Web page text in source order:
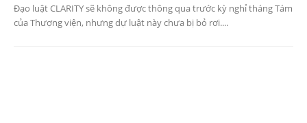
Đạo luật CLARITY sẽ không được thông qua trước kỳ nghỉ tháng Tám
của Thượng viện, nhưng dự luật này chưa bị bỏ rơi....